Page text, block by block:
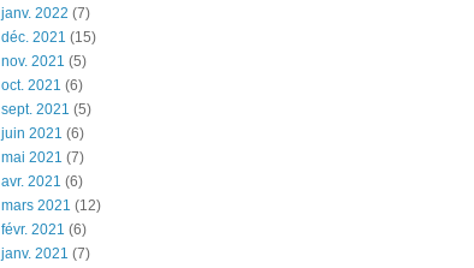
janv. 2022 (7)
déc. 2021 (15)
nov. 2021 (5)
oct. 2021 (6)
sept. 2021 (5)
juin 2021 (6)
mai 2021 (7)
avr. 2021 (6)
mars 2021 (12)
févr. 2021 (6)
janv. 2021 (7)